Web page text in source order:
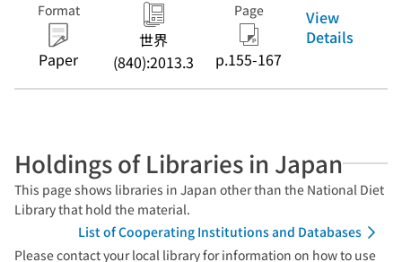
Format
Paper
世界
(840):2013.3
Page
p.155-167
View
Details
Holdings of Libraries in Japan
This page shows libraries in Japan other than the National Diet
Library that hold the material.
List of Cooperating Institutions and Databases
Please contact your local library for information on how to use